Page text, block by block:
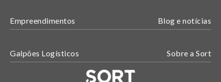
Empreendimentos Blog e notícias
Galpões Logísticos Sobre a Sort